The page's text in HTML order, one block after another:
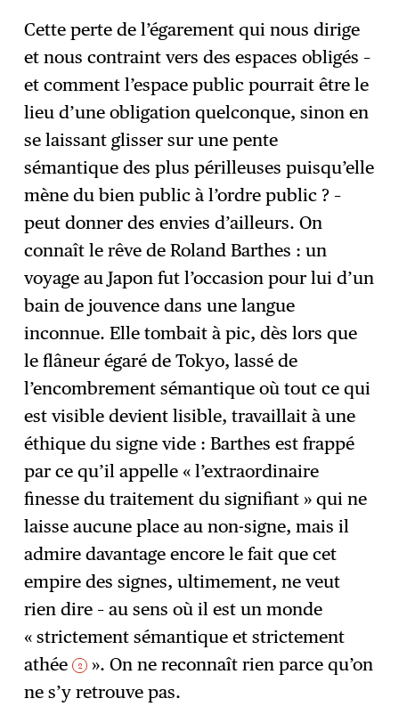
Cette perte de l’égarement qui nous dirige
et nous contraint vers des espaces obligés –
et comment l’espace public pourrait être le
lieu d’une obligation quelconque, sinon en
se laissant glisser sur une pente
sémantique des plus périlleuses puisqu’elle
mène du bien public à l’ordre public ? –
peut donner des envies d’ailleurs. On
connaît le rêve de Roland Barthes : un
voyage au Japon fut l’occasion pour lui d’un
bain de jouvence dans une langue
inconnue. Elle tombait à pic, dès lors que
le flâneur égaré de Tokyo, lassé de
l’encombrement sémantique où tout ce qui
est visible devient lisible, travaillait à une
éthique du signe vide : Barthes est frappé
par ce qu’il appelle « l’extraordinaire
finesse du traitement du signifiant » qui ne
laisse aucune place au non-signe, mais il
admire davantage encore le fait que cet
empire des signes, ultimement, ne veut
rien dire – au sens où il est un monde
« strictement sémantique et strictement
athée 2
». On ne reconnaît rien parce qu’on
ne s’y retrouve pas.